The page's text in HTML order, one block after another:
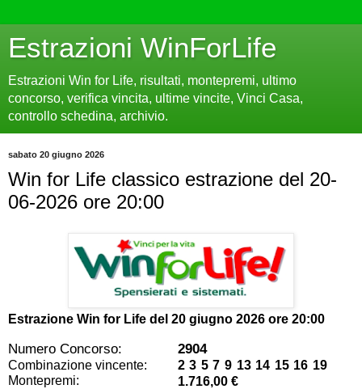
Estrazioni WinForLife
Estrazioni Win for Life, risultati, montepremi, ultimo
concorso, verifica vincita, ultime vincite, Vinci Casa,
controllo schedina, archivio.
sabato 20 giugno 2026
Win for Life classico estrazione del 20-
06-2026 ore 20:00
Estrazione Win for Life del 20 giugno 2026 ore 20:00
Numero Concorso: 2904
Combinazione vincente:
2 3 5 7 9 13 14 15 16 19
Montepremi:
1.716,00 €